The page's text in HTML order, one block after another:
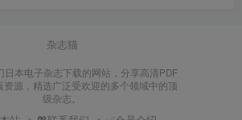
杂志猫
日本电子杂志下载的网站，分享高清PDF
资源，精选广泛受欢迎的多个领域中的顶
级杂志。